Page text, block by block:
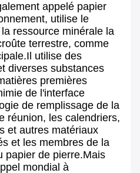
appelé papier
utilise le
ressource minérale la
terrestre, comme
utilise des
diverses substances
premières
de l'interface
de remplissage de la
réunion, les calendriers,
et autres matériaux
et les membres de la
papier de pierre.Mais
mondial à